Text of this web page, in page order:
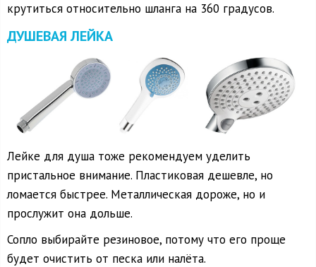
крутиться относительно шланга на 360 градусов.
ДУШЕВАЯ ЛЕЙКА
Лейке для душа тоже рекомендуем уделить
пристальное внимание. Пластиковая дешевле, но
ломается быстрее. Металлическая дороже, но и
прослужит она дольше.
Сопло выбирайте резиновое, потому что его проще
будет очистить от песка или налёта.